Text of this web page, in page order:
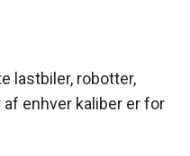
lastbiler, robotter,
enhver kaliber er for